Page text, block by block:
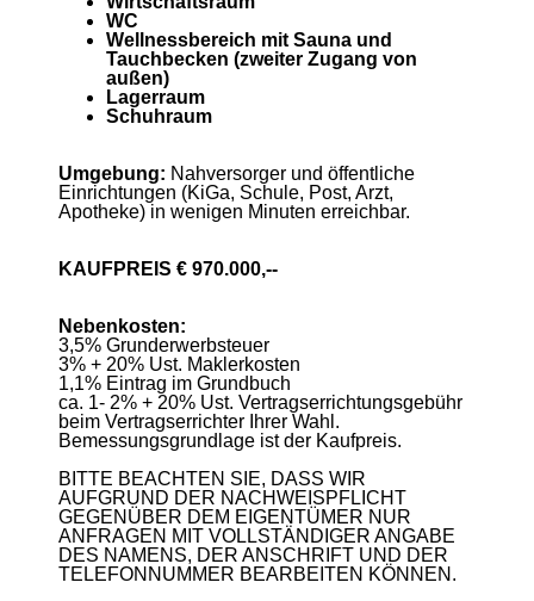
WC
Wellnessbereich mit Sauna und
Tauchbecken (zweiter Zugang von
außen)
Lagerraum
Schuhraum
Umgebung: Nahversorger und öffentliche
Einrichtungen (KiGa, Schule, Post, Arzt,
Apotheke) in wenigen Minuten erreichbar.
KAUFPREIS € 970.000,--
Nebenkosten:
3,5% Grunderwerbsteuer
3% + 20% Ust. Maklerkosten
1,1% Eintrag im Grundbuch
ca. 1- 2% + 20% Ust. Vertragserrichtungsgebühr
beim Vertragserrichter Ihrer Wahl.
Bemessungsgrundlage ist der Kaufpreis.
BITTE BEACHTEN SIE, DASS WIR
AUFGRUND DER NACHWEISPFLICHT
GEGENÜBER DEM EIGENTÜMER NUR
ANFRAGEN MIT VOLLSTÄNDIGER ANGABE
DES NAMENS, DER ANSCHRIFT UND DER
TELEFONNUMMER BEARBEITEN KÖNNEN.